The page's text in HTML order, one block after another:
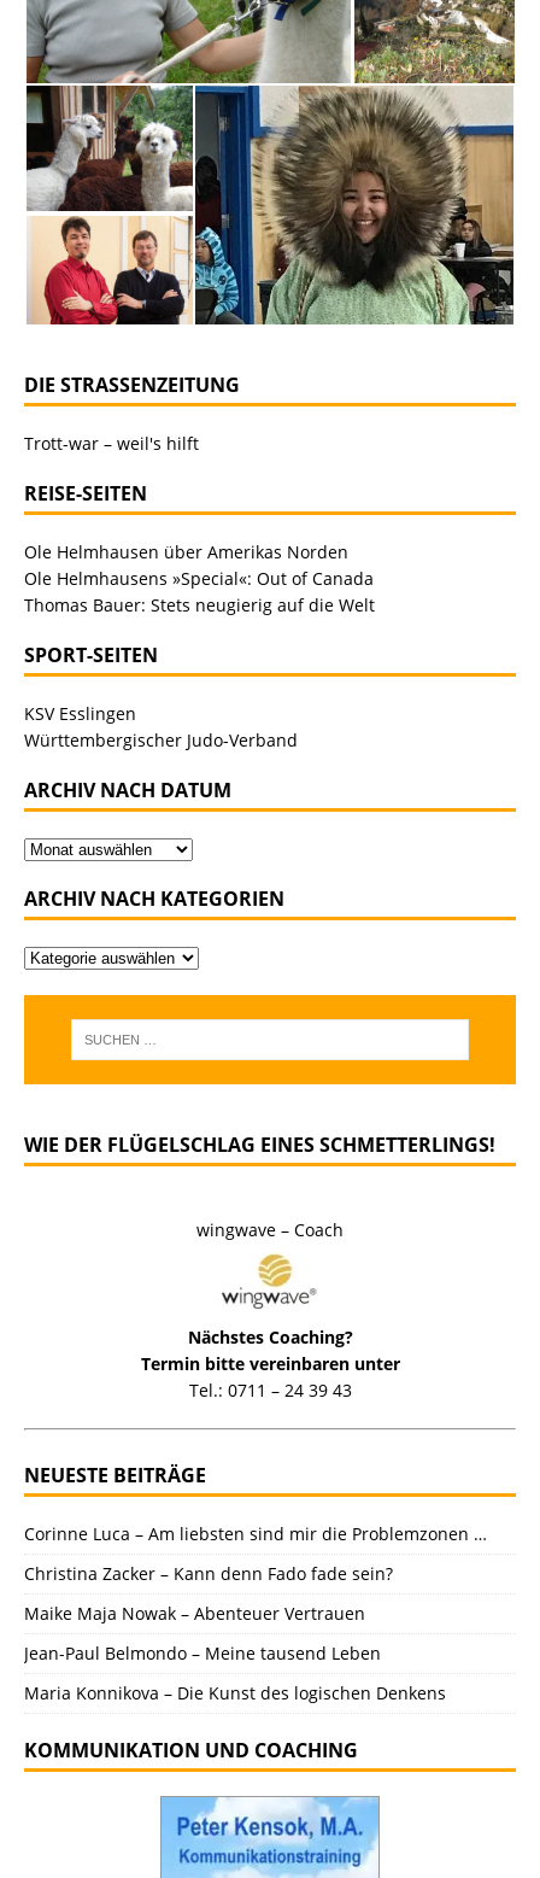
DIE STRASSENZEITUNG
Trott-war – weil's hilft
REISE-SEITEN
Ole Helmhausen über Amerikas Norden
Ole Helmhausens »Special«: Out of Canada
Thomas Bauer: Stets neugierig auf die Welt
SPORT-SEITEN
KSV Esslingen
Württembergischer Judo-Verband
ARCHIV NACH DATUM
ARCHIV NACH KATEGORIEN
WIE DER FLÜGELSCHLAG EINES SCHMETTERLINGS!
wingwave – Coach
Nächstes Coaching?
Termin bitte vereinbaren unter
Tel.: 0711 – 24 39 43
NEUESTE BEITRÄGE
Corinne Luca – Am liebsten sind mir die Problemzonen …
Christina Zacker – Kann denn Fado fade sein?
Maike Maja Nowak – Abenteuer Vertrauen
Jean-Paul Belmondo – Meine tausend Leben
Maria Konnikova – Die Kunst des logischen Denkens
KOMMUNIKATION UND COACHING